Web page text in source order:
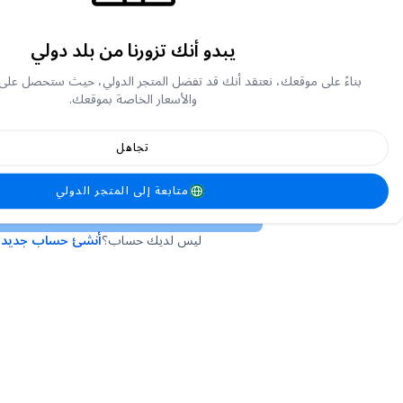
أو
لقد نسيت كلمة المرور الخاصة بي
تسجيل الدخول
ليس لديك حساب؟أنشئ حساب جديد
يبدو أنك تزورنا من بلد دولي
بناءً على موقعك، نعتقد أنك قد تفضل المتجر الدولي، حيث ستحصل
والأسعار الخاصة بموقعك.
تجاهل
متابعة إلى المتجر الدولي